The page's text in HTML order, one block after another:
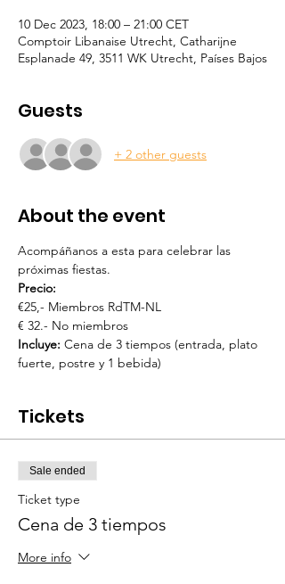
10 Dec 2023, 18:00 – 21:00 CET
Comptoir Libanaise Utrecht, Catharijne
Esplanade 49, 3511 WK Utrecht, Países Bajos
Guests
+ 2 other guests
About the event
Acompáñanos a esta para celebrar las
próximas fiestas.
Precio:
€25,- Miembros RdTM-NL
€ 32.- No miembros
Incluye: Cena de 3 tiempos (entrada, plato
fuerte, postre y 1 bebida)
Tickets
Sale ended
Ticket type
Cena de 3 tiempos
More info